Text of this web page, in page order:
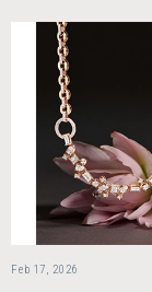
Feb 17, 2026